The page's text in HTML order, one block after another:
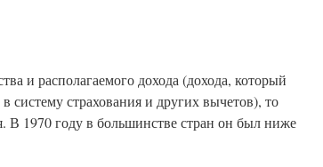
и располагаемого дохода (дохода, который
систему страхования и других вычетов), то
В 1970 году в большинстве стран он был ниже